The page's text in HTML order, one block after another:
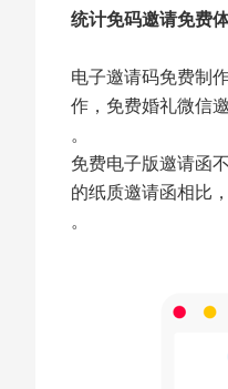
统计免码邀请免费
电子邀请码免费制
作，免费婚礼微信
。
免费电子版邀请函
的纸质邀请函相比
。